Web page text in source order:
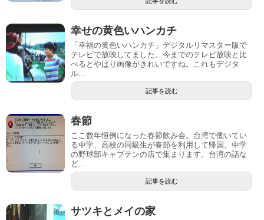
幸せの黄色いハンカチ
「幸福の黄色いハンカチ」デジタルリマスター版で
テレビで放映してました。今までのテレビ放映と比
べるとやはり画像がきれいですね。これもデジタ
ル...
記事を読む
春節
ここ数年恒例になった春節飲み会。台湾で働いてい
る中学、高校の同級生が春節を利用して帰国。中学
の野球部キャプテンの店で集まります。台湾の話な
ど...
記事を読む
サツキとメイの家